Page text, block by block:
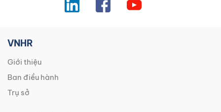
VNHR
Giới thiệu
Ban điều hành
Trụ sở